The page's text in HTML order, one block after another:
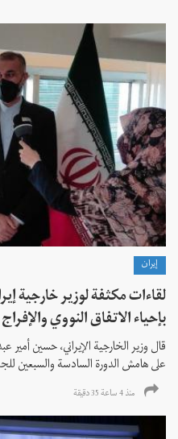
إيران
لقاءات مكثفة لوزير خارجية
بإحياء الاتفاق النووي
قال وزير الخارجية الإيراني، حسين أمير
على هامش الدورة السادسة والسبعين
منذ 4 ساعة 35 دقیقة